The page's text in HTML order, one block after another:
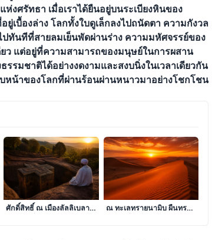
งศรัทธา เมื่อเราได้ยืนอยู่บนระเบียงหินของ
เบื้องล่าง โลกทั้งใบดูเล็กลงไปถนัดตา ความกังวล
ปทันทีที่สายลมเย็นพัดผ่านร่าง ความมหัศจรรย์ของ
ว แต่อยู่ที่ความสามารถของมนุษย์ในการผสาน
รมชาติได้อย่างงดงามและสงบนิ่งในเวลาเดียวกัน
น้าของโลกที่ผ่านร้อนผ่านหนาวมาอย่างโชกโชน
เงาแห่งศรัทธาบนยอดเขา
ศักดิ์สิทธิ์ ณ เมืองลัลลิเบลา
ดั่งรอยจารึกแห่งความเวิ้งว้าง
ณ ทะเลทรายนามิบ ผืนทราย